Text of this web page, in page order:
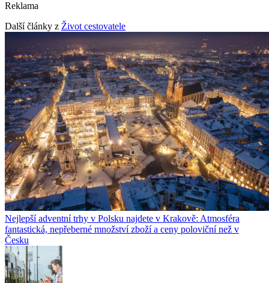
Reklama
Další články z Život cestovatele
Nejlepší adventní trhy v Polsku najdete v Krakově: Atmosféra
fantastická, nepřeberné množství zboží a ceny poloviční než v
Česku